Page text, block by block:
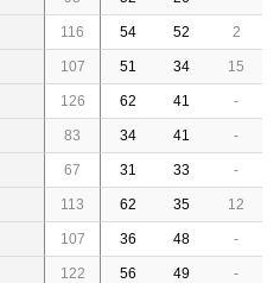
116 54 52 2
107 51 34 15
126 62 41 -
83 34 41 -
67 31 33 -
113 62 35 12
107 36 48 -
122 56 49 -